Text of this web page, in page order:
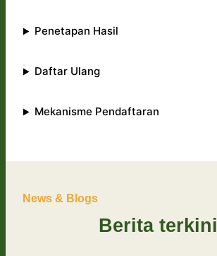
Penetapan Hasil
Daftar Ulang
Mekanisme Pendaftaran
News & Blogs
Berita terkini